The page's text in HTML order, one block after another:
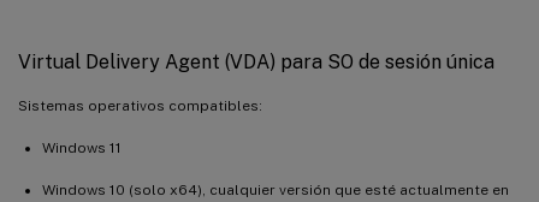
Virtual Delivery Agent (VDA) para SO de sesión única
Sistemas operativos compatibles:
Windows 11
Windows 10 (solo x64), cualquier versión que esté actualmente en